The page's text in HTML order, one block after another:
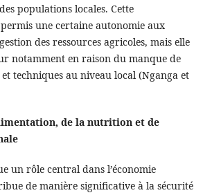
populations locales. Cette
une certaine autonomie aux
des ressources agricoles, mais elle
notamment en raison du manque de
techniques au niveau local (Nganga et
de la nutrition et de
un rôle central dans l’économie
de manière significative à la sécurité